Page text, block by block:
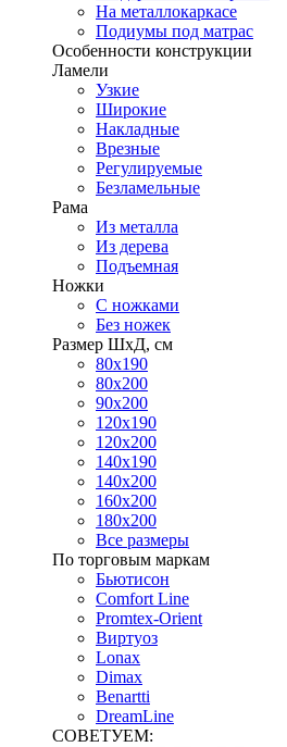
На металлокаркасе
Подиумы под матрас
Особенности конструкции
Ламели
Узкие
Широкие
Накладные
Врезные
Регулируемые
Безламельные
Рама
Из металла
Из дерева
Подъемная
Ножки
С ножками
Без ножек
Размер ШхД, см
80х190
80х200
90х200
120х190
120х200
140х190
140х200
160х200
180х200
Все размеры
По торговым маркам
Бьютисон
Comfort Line
Promtex-Orient
Виртуоз
Lonax
Dimax
Benartti
DreamLine
СОВЕТУЕМ: